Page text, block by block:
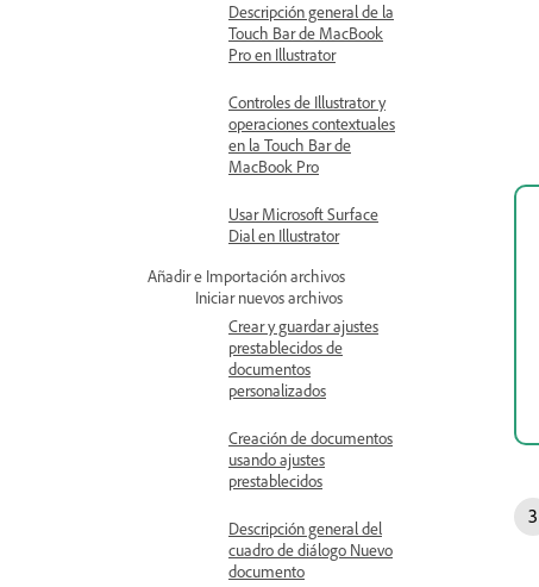
Descripción general de la
Touch Bar de MacBook
Pro en Illustrator
Controles de Illustrator y
operaciones contextuales
en la Touch Bar de
MacBook Pro
Usar Microsoft Surface
Dial en Illustrator
Añadir e Importación archivos
Iniciar nuevos archivos
Crear y guardar ajustes
prestablecidos de
documentos
personalizados
Creación de documentos
usando ajustes
prestablecidos
Descripción general del
cuadro de diálogo Nuevo
documento